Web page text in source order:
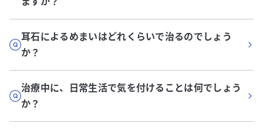
耳石によるめまいはどれくらいで治るのでしょう
か？
治療中に、日常生活で気を付けることは何でしょう
か？